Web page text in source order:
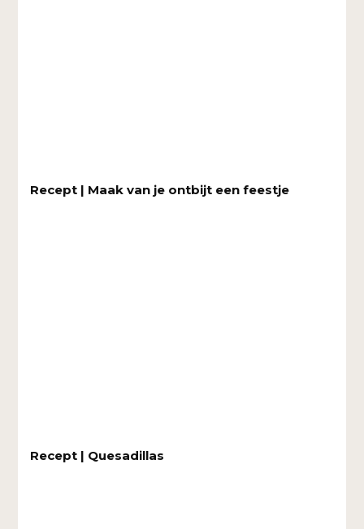
Recept | Maak van je ontbijt een feestje
Recept | Quesadillas